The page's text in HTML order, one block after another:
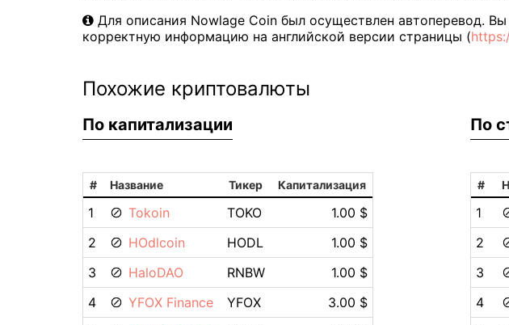
Для описания Nowlage Coin был осуществлен автоперевод.
корректную информацию на английской версии страницы (
Похожие криптовалюты
По капитализации
# Название Тикер Капитализация
1 Tokoin TOKO
1.00 $
2
HOdlcoin HODL
1.00 $
3
HaloDAO RNBW
1.00 $
4
YFOX Finance YFOX
3.00 $
По
#
1
2
3
4